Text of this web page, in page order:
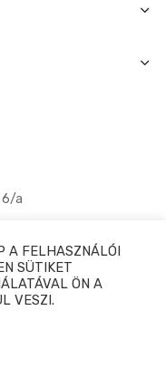
6/a
Jog Fenntartva.
A FELHASZNÁLÓI
SÜTIKET
ÖN A
VESZI.